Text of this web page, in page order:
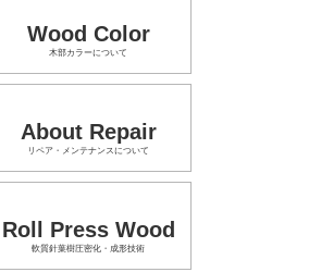
Wood Color
木部カラーについて
About Repair
リペア・メンテナンスについて
Roll Press Wood
軟質針葉樹圧密化・成形技術